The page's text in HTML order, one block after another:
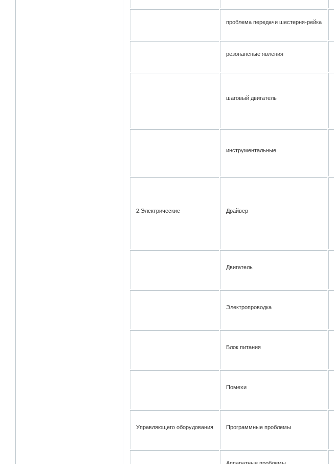
проблема передачи шестерня-рейка
резонансные явления
шаговый двигатель
инструментальные
2.Электрические Драйвер
Двигатель
Электропроводка
Блок питания
Помехи
Управляющего оборудования Программные проблемы